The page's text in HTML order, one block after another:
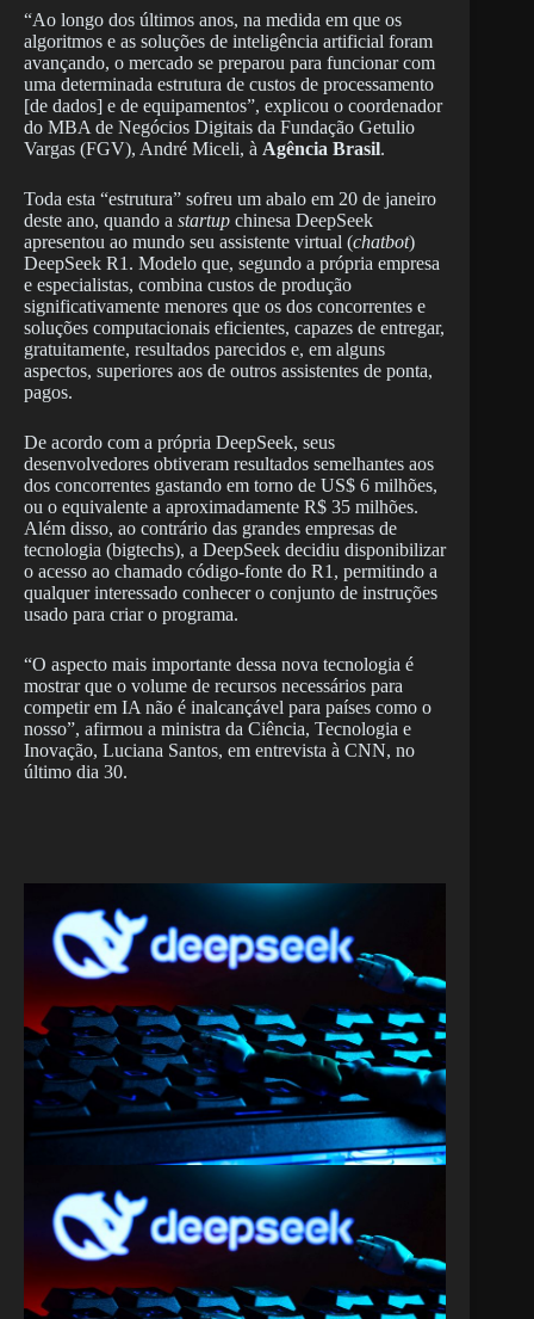
“Ao longo dos últimos anos, na medida em que os
algoritmos e as soluções de inteligência artificial foram
avançando, o mercado se preparou para funcionar com
uma determinada estrutura de custos de processamento
[de dados] e de equipamentos”, explicou o coordenador
do MBA de Negócios Digitais da Fundação Getulio
Vargas (FGV), André Miceli, à Agência Brasil.
Toda esta “estrutura” sofreu um abalo em 20 de janeiro
deste ano, quando a startup chinesa DeepSeek
apresentou ao mundo seu assistente virtual (chatbot)
DeepSeek R1. Modelo que, segundo a própria empresa
e especialistas, combina custos de produção
significativamente menores que os dos concorrentes e
soluções computacionais eficientes, capazes de entregar,
gratuitamente, resultados parecidos e, em alguns
aspectos, superiores aos de outros assistentes de ponta,
pagos.
De acordo com a própria DeepSeek, seus
desenvolvedores obtiveram resultados semelhantes aos
dos concorrentes gastando em torno de US$ 6 milhões,
ou o equivalente a aproximadamente R$ 35 milhões.
Além disso, ao contrário das grandes empresas de
tecnologia (bigtechs), a DeepSeek decidiu disponibilizar
o acesso ao chamado código-fonte do R1, permitindo a
qualquer interessado conhecer o conjunto de instruções
usado para criar o programa.
“O aspecto mais importante dessa nova tecnologia é
mostrar que o volume de recursos necessários para
competir em IA não é inalcançável para países como o
nosso”, afirmou a ministra da Ciência, Tecnologia e
Inovação, Luciana Santos, em entrevista à CNN, no
último dia 30.